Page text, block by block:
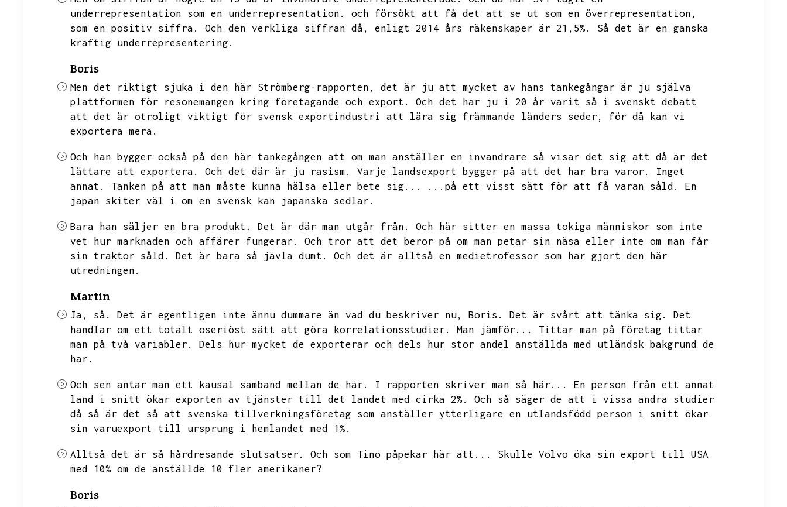
underrepresentation som en underrepresentation.
och försökt att få det att se ut som en överrepresentation,
som en positiv siffra.
Och den verkliga siffran då, enligt 2014 års räkenskaper är 21,5%.
Så det är en ganska
kraftig underrepresentering.
Boris
Men det riktigt sjuka i den här Strömberg-rapporten,
det är ju att mycket av hans tankegångar är ju själva
plattformen för resonemangen kring företagande och export.
Och det har ju i 20 år varit så i svenskt debatt
att det är otroligt viktigt för svensk exportindustri att lära sig främmande länders seder,
för då kan vi
exportera mera.
Och han bygger också på den här tankegången att om man anställer en invandrare så visar det sig att då är det
lättare att exportera.
Och det där är ju rasism. Varje landsexport bygger på att det har bra varor.
Inget
annat.
Tanken på att man måste kunna hälsa eller bete sig... ...på ett visst sätt för att få varan såld.
En
japan skiter väl i om en svensk kan japanska sedlar.
Bara han säljer en bra produkt. Det är där man utgår från.
Och här sitter en massa tokiga människor som inte
vet hur marknaden och affärer fungerar.
Och tror att det beror på om man petar sin näsa eller inte om man får
sin traktor såld.
Det är bara så jävla dumt.
Och det är alltså en medietrofessor som har gjort den här
utredningen.
Martin
Ja, så. Det är egentligen inte ännu dummare än vad du beskriver nu, Boris. Det är svårt att tänka sig.
Det
handlar om ett totalt oseriöst sätt att göra korrelationsstudier.
Man jämför...
Tittar man på företag tittar
man på två variabler.
Dels hur mycket de exporterar och dels hur stor andel anställda med utländsk bakgrund de
har.
Och sen antar man ett kausal samband mellan de här. I rapporten skriver man så här...
En person från ett annat
land i snitt ökar exporten av tjänster till det landet med cirka 2%.
Och så säger de att i vissa andra studier
då så är det så att svenska tillverkningsföretag som anställer ytterligare en utlandsfödd person i snitt ökar
sin varuexport till ursprung i hemlandet med 1%.
Alltså det är så hårdresande slutsatser. Och som Tino påpekar här att...
Skulle Volvo öka sin export till USA
med 10% om de anställde 10 fler amerikaner?
Boris